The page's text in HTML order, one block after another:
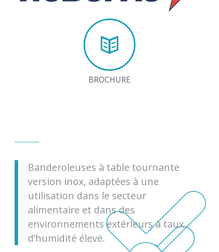
BROCHURE
Banderoleuses à table tournante
version inox, adaptées à une
utilisation dans le secteur
alimentaire et dans des
environnements extérieurs à taux
d’humidité élevé.